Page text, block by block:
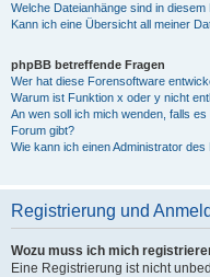
Welche Dateianhänge sind in
Kann ich eine Übersicht all meiner
phpBB betreffende Fragen
Wer hat diese Forensoftware
Warum ist Funktion x oder y nicht
An wen soll ich mich wenden, falls
Forum gibt?
Wie kann ich einen Administrator
Registrierung und
Wozu muss ich mich
Eine Registrierung ist nicht